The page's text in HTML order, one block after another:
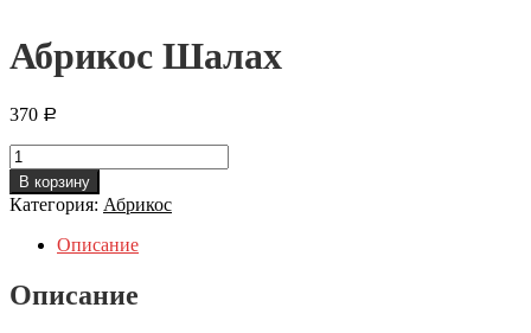
Абрикос Шалах
370 Р
Количество
Абрикос
Шалах
В корзину
Категория: Абрикос
Описание
Описание